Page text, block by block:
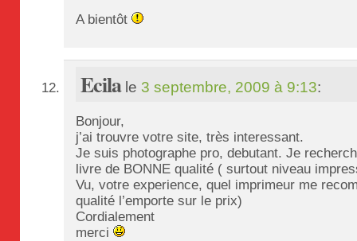
A bientôt
Ecilale 3 septembre, 2009 à 9:13:
Bonjour,
j’ai trouvre votre site, très interessant.
Je suis photographe pro, debutant. Je
livre de BONNE qualité ( surtout niveau
Vu, votre experience, quel imprimeur me
qualité l’emporte sur le prix)
Cordialement
merci